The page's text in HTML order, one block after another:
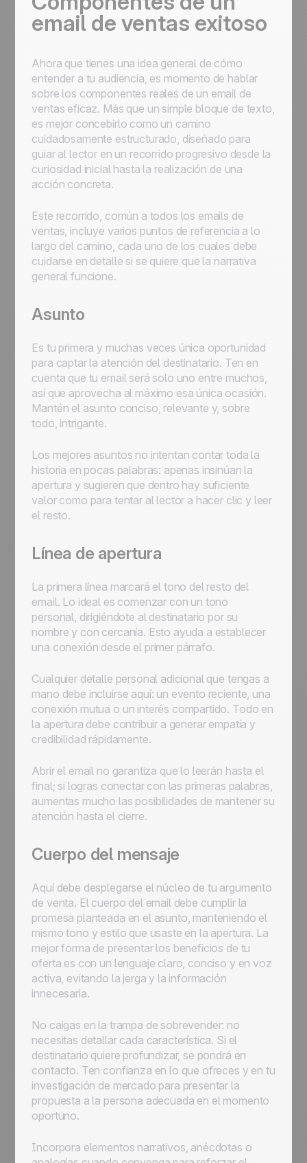
email de ventas exitoso
Ahora que tienes una idea general de cómo
entender a tu audiencia, es momento de hablar
sobre los componentes reales de un email de
ventas eficaz. Más que un simple bloque de texto,
es mejor concebirlo como un camino
cuidadosamente estructurado, diseñado para
guiar al lector en un recorrido progresivo desde la
curiosidad inicial hasta la realización de una
acción concreta.
Este recorrido, común a todos los emails de
ventas, incluye varios puntos de referencia a lo
largo del camino, cada uno de los cuales debe
cuidarse en detalle si se quiere que la narrativa
general funcione.
Asunto
Es tu primera y muchas veces única oportunidad
para captar la atención del destinatario. Ten en
cuenta que tu email será solo uno entre muchos,
así que aprovecha al máximo esa única ocasión.
Mantén el asunto conciso, relevante y, sobre
todo, intrigante.
Los mejores asuntos no intentan contar toda la
historia en pocas palabras: apenas insinúan la
apertura y sugieren que dentro hay suficiente
valor como para tentar al lector a hacer clic y leer
el resto.
Línea de apertura
La primera línea marcará el tono del resto del
email. Lo ideal es comenzar con un tono
personal, dirigiéndote al destinatario por su
nombre y con cercanía. Esto ayuda a establecer
una conexión desde el primer párrafo.
Cualquier detalle personal adicional que tengas a
mano debe incluirse aquí: un evento reciente, una
conexión mutua o un interés compartido. Todo en
la apertura debe contribuir a generar empatía y
credibilidad rápidamente.
Abrir el email no garantiza que lo leerán hasta el
final; si logras conectar con las primeras palabras,
aumentas mucho las posibilidades de mantener su
atención hasta el cierre.
Cuerpo del mensaje
Aquí debe desplegarse el núcleo de tu argumento
de venta. El cuerpo del email debe cumplir la
promesa planteada en el asunto, manteniendo el
mismo tono y estilo que usaste en la apertura. La
mejor forma de presentar los beneficios de tu
oferta es con un lenguaje claro, conciso y en voz
activa, evitando la jerga y la información
innecesaria.
No caigas en la trampa de sobrevender: no
necesitas detallar cada característica. Si el
destinatario quiere profundizar, se pondrá en
contacto. Ten confianza en lo que ofreces y en tu
investigación de mercado para presentar la
propuesta a la persona adecuada en el momento
oportuno.
Incorpora elementos narrativos, anécdotas o